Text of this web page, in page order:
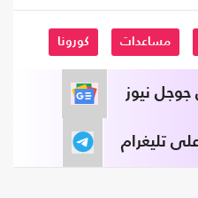
مساعدات كورونا
جوجل نيوز
تليغرام